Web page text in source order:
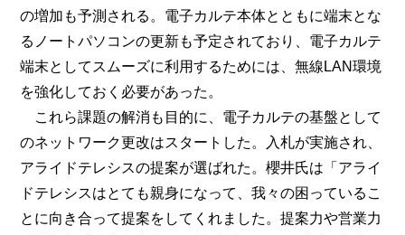
の増加も予測される。電子カルテ本体とともに端末とな
るノートパソコンの更新も予定されており、電子カルテ
端末としてスムーズに利用するためには、無線LAN環境
を強化しておく必要があった。
これら課題の解消も目的に、電子カルテの基盤として
のネットワーク更改はスタートした。入札が実施され、
アライドテレシスの提案が選ばれた。櫻井氏は「アライ
ドテレシスはとても親身になって、我々の困っているこ
とに向き合って提案をしてくれました。提案力や営業力